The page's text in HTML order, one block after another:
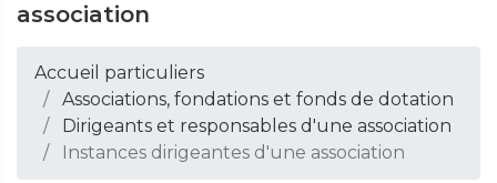
association
Accueil particuliers
Associations, fondations et fonds de dotation
Dirigeants et responsables d'une association
Instances dirigeantes d'une association